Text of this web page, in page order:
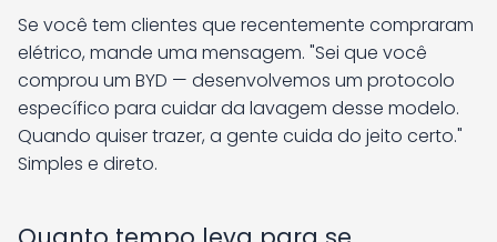
Se você tem clientes que recentemente compraram
elétrico, mande uma mensagem. "Sei que você
comprou um BYD — desenvolvemos um protocolo
específico para cuidar da lavagem desse modelo.
Quando quiser trazer, a gente cuida do jeito certo."
Simples e direto.